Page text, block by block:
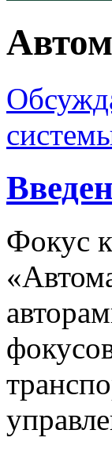
Фокус